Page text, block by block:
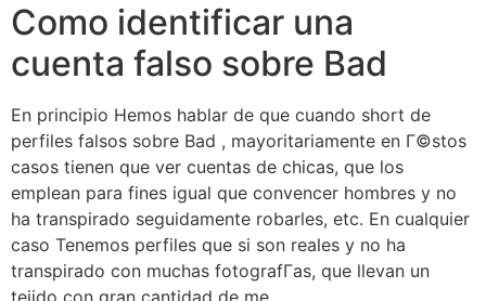
Como identificar una
cuenta falso sobre Bad
En principio Hemos hablar de que cuando short de
perfiles falsos sobre Bad , mayoritariamente en Г©stos
casos tienen que ver cuentas de chicas, que los
emplean para fines igual que convencer hombres y no
ha transpirado seguidamente robarles, etc. En cualquier
caso Tenemos perfiles que si son reales y no ha
transpirado con muchas fotografГ­as, que llevan un